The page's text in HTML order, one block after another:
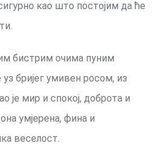
као што постојим да ће
бистрим очима пуним
бријег умивен росом, из
је мир и спокој, доброта и
умјерена, фина и
веселост.